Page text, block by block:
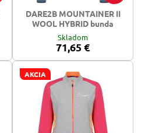
DARE2B MOUNTAINER II
WOOL HYBRID bunda
Skladom
71,65 €
AKCIA